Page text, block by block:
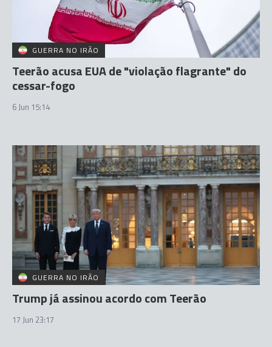
GUERRA NO IRÃO
Teerão acusa EUA de "violação flagrante" do
cessar-fogo
6 Jun 15:14
GUERRA NO IRÃO
Trump já assinou acordo com Teerão
17 Jun 23:17